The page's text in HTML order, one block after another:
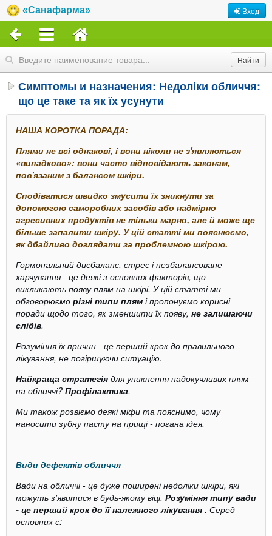
«Санафарма» Вход
Симптомы и назначения: Недоліки обличчя:
що це таке та як їх усунути
НАША КОРОТКА ПОРАДА:
Плями не всі однакові, і вони ніколи не з'являються
«випадково»: вони часто відповідають законам,
пов'язаним з балансом шкіри.
Сподіватися швидко змусити їх зникнути за
допомогою саморобних засобів або надмірно
агресивних продуктів не тільки марно, але й може ще
більше запалити шкіру. У цій статті ми пояснюємо,
як дбайливо доглядати за проблемною шкірою.
Гормональний дисбаланс, стрес і незбалансоване
харчування - це деякі з основних факторів, що
викликають появу плям на шкірі. У цій статті ми
обговорюємо різні типи плям і пропонуємо корисні
поради щодо того, як зменшити їх появу, не залишаючи
слідів.
Розуміння їх причин - це перший крок до правильного
лікування, не погіршуючи ситуацію.
Найкраща стратегія для уникнення надокучливих плям
на обличчі? Профілактика.
Ми також розвіємо деякі міфи та пояснимо, чому
наносити зубну пасту на прищі - погана ідея.
Види дефектів обличчя
Вади на обличчі - це дуже поширені недоліки шкіри, які
можуть з'явитися в будь-якому віці. Розуміння типу вади
- це перший крок до її належного лікування . Серед
основних є: